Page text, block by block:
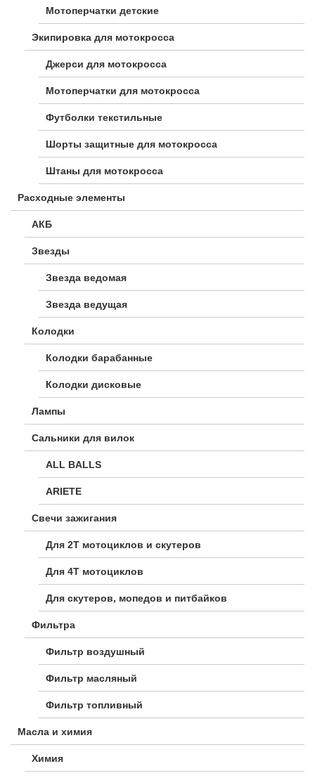
Мотоперчатки детские
Экипировка для мотокросса
Джерси для мотокросса
Мотоперчатки для мотокросса
Футболки текстильные
Шорты защитные для мотокросса
Штаны для мотокросса
Расходные элементы
АКБ
Звезды
Звезда ведомая
Звезда ведущая
Колодки
Колодки барабанные
Колодки дисковые
Лампы
Сальники для вилок
ALL BALLS
ARIETE
Свечи зажигания
Для 2Т мотоциклов и скутеров
Для 4Т мотоциклов
Для скутеров, мопедов и питбайков
Фильтра
Фильтр воздушный
Фильтр масляный
Фильтр топливный
Масла и химия
Химия